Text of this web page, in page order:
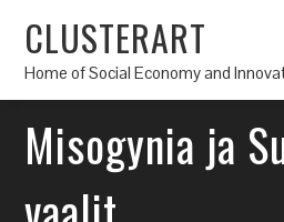
CLUSTERART
Home of Social Economy and
Misogynia ja